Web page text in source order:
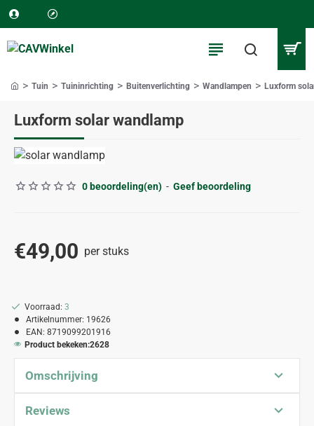
Luxform solar wandlamp
Tuin Tuininrichting Buitenverlichting Wandlampen Luxform
0 beoordeling(en) - Geef beoordeling
€49,00 per stuks
Voorraad: 3
Artikelnummer: 19626
EAN: 8719099201916
Product bekeken:2628
Omschrijving
Reviews